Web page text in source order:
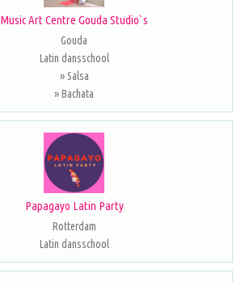
Music Art Centre Gouda Studio`s
Gouda
Latin dansschool
» Salsa
» Bachata
Papagayo Latin Party
Rotterdam
Latin dansschool